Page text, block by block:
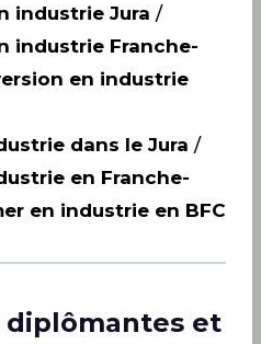
industrie Jura /
industrie Franche-
en industrie
dans le Jura /
en Franche-
en industrie en BFC
diplômantes et